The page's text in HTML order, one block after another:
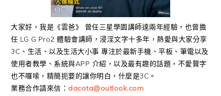
大家好，我是《雲爸》 曾任三星學園講師達兩年經驗，也曾擔
任 LG G Pro2 體驗會講師，浸淫文字十多年，熱愛與大家分享
3C、生活、以及生活大小事 專注於最新手機、平板、筆電以及
使用者教學、系統與APP 介紹，以及最有趣的話題，不愛贅字
也不囉嗦，精簡扼要的讓你明白，什麼是3C。
業務合作請來信： dacota@outlook.com